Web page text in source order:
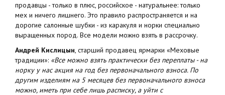
продавцы - только в плюс, российское - натуральнее: только
мех и ничего лишнего. Это правило распространяется и на
дорогие салонные шубки - из каракуля и норки специально
выращенных пород. Все модели можно взять в рассрочку.
Андрей Кислицын, старший продавец ярмарки «Меховые
традиции»: «Все можно взять практически без переплаты - на
норку у нас акция на год без первоначального взноса. По
другим изделиям на 5 месяцев без первоначального взноса
можно, иметь при себе лишь расписку, а уйти с